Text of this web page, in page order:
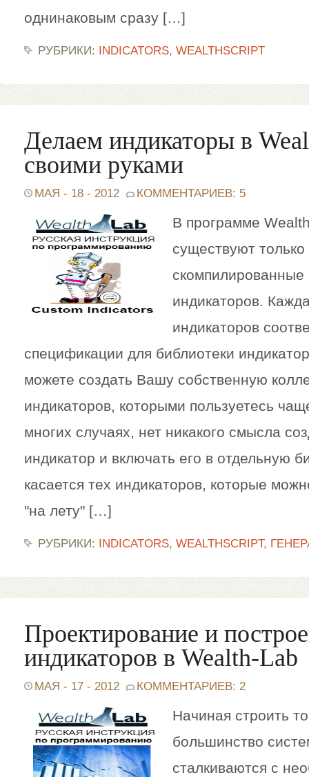
однинаковым сразу […]
РУБРИКИ: INDICATORS, WEALTHSCRIPT
Делаем индикаторы в
своими руками
МАЯ - 18 - 2012 КОММЕНТАРИЕВ: 5
В программе
существуют
скомпилированные
индикаторов.
индикаторов
спецификации для библиотеки
можете создать Вашу собственную
индикаторов, которыми пользуетесь
многих случаях, нет никакого смысла
индикатор и включать его в отдельную
касается тех индикаторов, которые
"на лету" […]
РУБРИКИ: INDICATORS, WEALTHSCRIPT,
Проектирование и
индикаторов в Wealth-Lab
МАЯ - 17 - 2012 КОММЕНТАРИЕВ: 2
Начиная строить
большинство
сталкиваются с